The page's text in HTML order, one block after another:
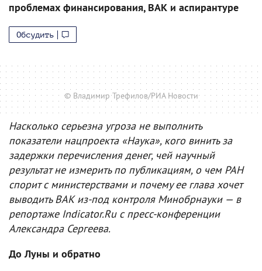
проблемах финансирования, ВАК и аспирантуре
Обсудить
© Владимир Трефилов/РИА Новости
Насколько серьезна угроза не выполнить
показатели нацпроекта «Наука», кого винить за
задержки перечисления денег, чей научный
результат не измерить по публикациям, о чем РАН
спорит с министерствами и почему ее глава хочет
выводить ВАК из-под контроля Минобрнауки — в
репортаже Indicator.Ru с пресс-конференции
Александра Сергеева.
До Луны и обратно